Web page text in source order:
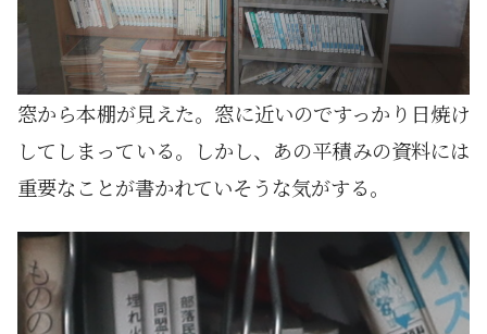
窓から本棚が見えた。窓に近いのですっかり日焼け
してしまっている。しかし、あの平積みの資料には
重要なことが書かれていそうな気がする。